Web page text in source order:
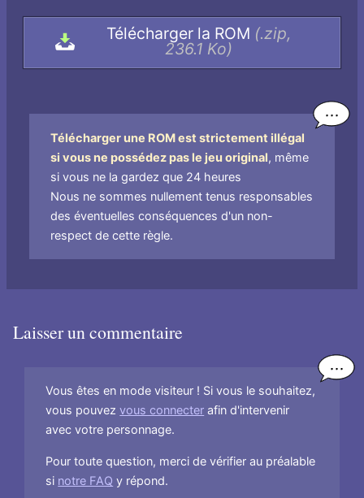
Télécharger la ROM (.zip,
236.1 Ko)
Télécharger une ROM est strictement illégal
si vous ne possédez pas le jeu original, même
si vous ne la gardez que 24 heures
Nous ne sommes nullement tenus responsables
des éventuelles conséquences d'un non-
respect de cette règle.
Laisser un commentaire
Vous êtes en mode visiteur ! Si vous le souhaitez,
vous pouvezvous connecter afin d'intervenir
avec votre personnage.
Pour toute question, merci de vérifier au préalable
si notre FAQ y répond.